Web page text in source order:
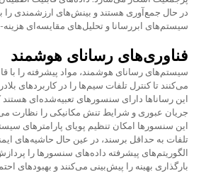
در حال جمع‌آوری هستند و بینش‌های ارزشمندی را
سیستم‌های ابررسانا و تحلیل‌های مقایسه‌ای
فناوری‌های رسانای هوشمند
سیستم‌های رسانای هوشمند، مواد پیشرفته را با
می‌کنند تا کنترل تلفات سیم‌ها را در کاربردهای
این رساناها دارای سنسورهای تعبیه‌شده‌ای هستند
جریان عبوری و شرایط تنش مکانیکی را نظارت
این سنسورها امکان تنظیم پویای پارامترهای
تلفات به حداقل برسند، در عین حال حاشیه‌های
الگوریتم‌های پیشرفته داده‌های سنسورها را
بارگذاری بهینه را پیش‌بینی می‌کنند و بهبودهای